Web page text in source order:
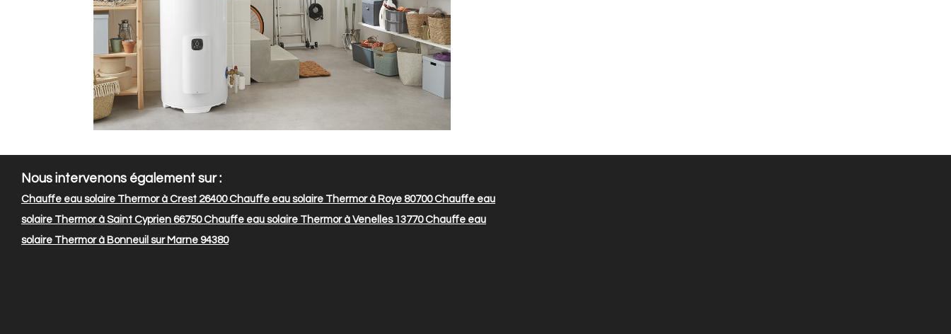
Nous intervenons également sur :
Chauffe eau solaire Thermor à Crest 26400Chauffe eau solaire Thermor à Roye 80700Chauffe eau
solaire Thermor à Saint Cyprien 66750Chauffe eau solaire Thermor à Venelles 13770Chauffe eau
solaire Thermor à Bonneuil sur Marne 94380